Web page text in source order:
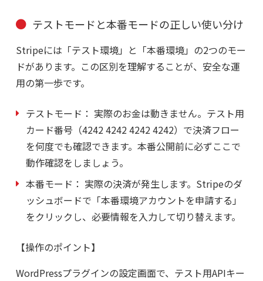
テストモードと本番モードの正しい使い分け
Stripeには「テスト環境」と「本番環境」の2つのモー
ドがあります。この区別を理解することが、安全な運
用の第一歩です。
テストモード： 実際のお金は動きません。テスト用
カード番号（4242 4242 4242 4242）で決済フロー
を何度でも確認できます。本番公開前に必ずここで
動作確認をしましょう。
本番モード： 実際の決済が発生します。Stripeのダ
ッシュボードで「本番環境アカウントを申請する」
をクリックし、必要情報を入力して切り替えます。
【操作のポイント】
WordPressプラグインの設定画面で、テスト用APIキー